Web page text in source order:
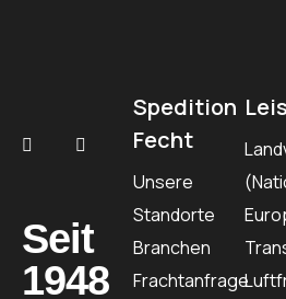
Seit
1948
Spedition
Fecht
Unsere
Standorte
Branchen
Frachtanfrage